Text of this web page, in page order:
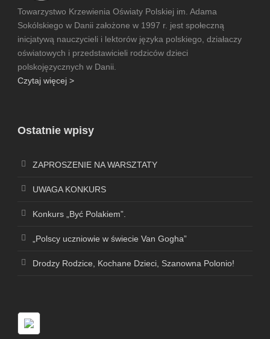
Towarzystwo Krzewienia Oświaty Polskiej im. Adama
Sokólskiego w Danii założone w 1997 r. jest społeczną
inicjatywą nauczycieli i lektorów języka polskiego, działaczy
oświatowych i przedstawicieli rodziców dzieci
polskojęzycznych w Danii.
Czytaj więcej >
Ostatnie wpisy
ZAPROSZENIE NA WARSZTATY
UWAGA KONKURS
Konkurs „Być Polakiem”.
„Polscy uczniowie w świecie Van Gogha”
Drodzy Rodzice, Kochane Dzieci, Szanowna Polonio!